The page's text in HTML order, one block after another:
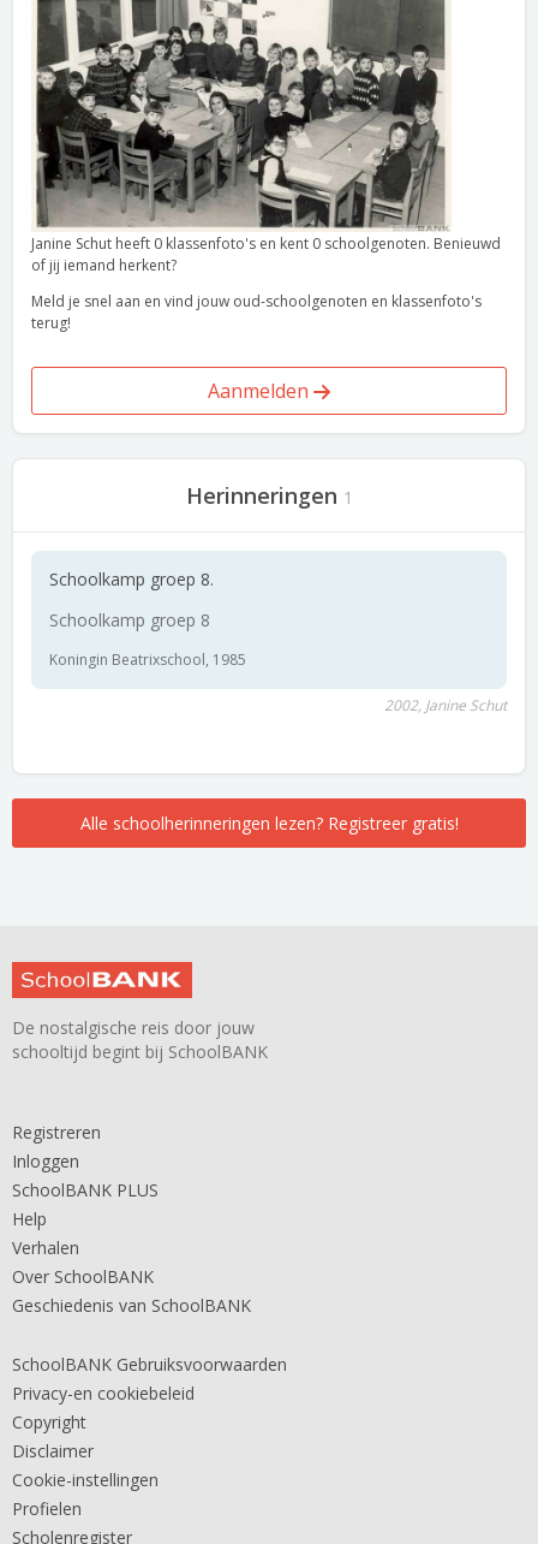
Janine Schut heeft 0 klassenfoto's en kent 0 schoolgenoten. Benieuwd
of jij iemand herkent?
Meld je snel aan en vind jouw oud-schoolgenoten en klassenfoto's
terug!
Aanmelden
Herinneringen 1
Schoolkamp groep 8.
Schoolkamp groep 8
Koningin Beatrixschool, 1985
2002, Janine Schut
Alle schoolherinneringen lezen? Registreer gratis!
De nostalgische reis door jouw
schooltijd begint bij SchoolBANK
Registreren
Inloggen
SchoolBANK PLUS
Help
Verhalen
Over SchoolBANK
Geschiedenis van SchoolBANK
SchoolBANK Gebruiksvoorwaarden
Privacy-en cookiebeleid
Copyright
Disclaimer
Cookie-instellingen
Profielen
Scholenregister